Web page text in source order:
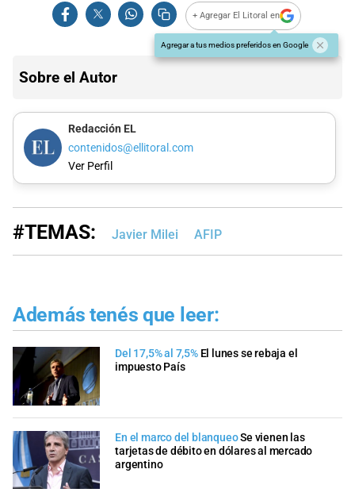
+ Agregar El Litoral en
Agregar a tus medios preferidos en Google
Sobre el Autor
Redacción EL
contenidos@ellitoral.com
Ver Perfil
#TEMAS: Javier Milei AFIP
Además tenés que leer:
Del 17,5% al 7,5% El lunes se rebaja el
impuesto País
En el marco del blanqueoSe vienen las
tarjetas de débito en dólares al mercado
argentino